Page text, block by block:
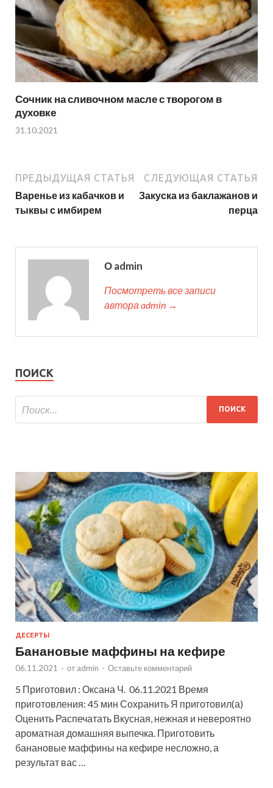
Сочник на сливочном масле с творогом в
духовке
31.10.2021
ПРЕДЫДУЩАЯ СТАТЬЯ
Варенье из кабачков и
тыквы с имбирем
СЛЕДУЮЩАЯ СТАТЬЯ
Закуска из баклажанов и
перца
О admin
Посмотреть все записи
автора admin →
ПОИСК
ДЕСЕРТЫ
Банановые маффины на кефире
06.11.2021 - от admin - Оставьте комментарий
5 Приготовил : Оксана Ч. 06.11.2021 Время
приготовления: 45 мин Сохранить Я приготовил(а)
Оценить Распечатать Вкусная, нежная и невероятно
ароматная домашняя выпечка. Приготовить
банановые маффины на кефире несложно, а
результат вас …